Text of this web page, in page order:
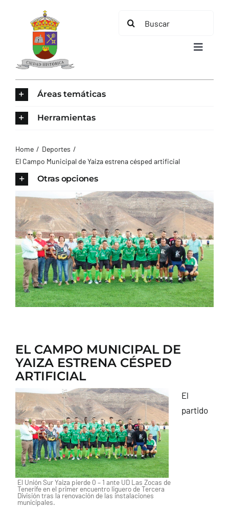
contenido
Buscar:
Toggle
AYUNTAMIENTO
TURISMO
CONTACTO
Áreas temáticas
Herramientas
Home
Deportes
El Campo Municipal de Yaiza estrena césped artificial
Otras opciones
EL CAMPO MUNICIPAL DE
YAIZA ESTRENA CÉSPED
ARTIFICIAL
El Unión Sur Yaiza pierde 0 – 1 ante UD Las Zocas de
Tenerife en el primer encuentro liguero de Tercera
División tras la renovación de las instalaciones
municipales.
El
partido